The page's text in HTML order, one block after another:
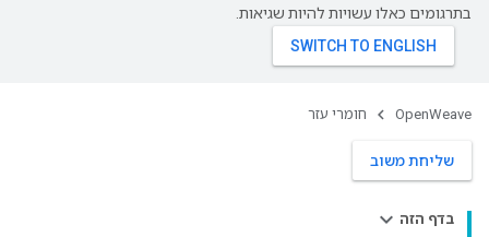
בתרגומים כאלו עשויות להיות שגיאות.
OpenWeave חומרי עזר
שליחת משוב
בדף הזה